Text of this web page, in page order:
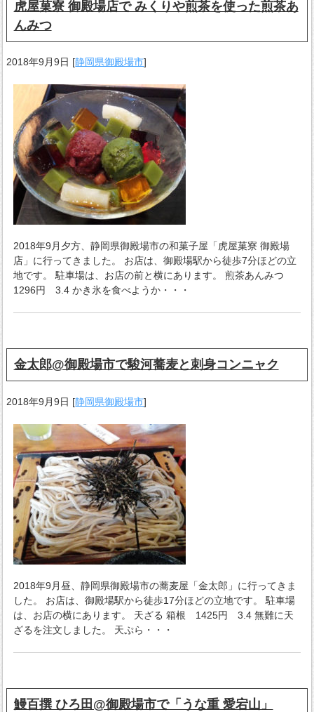
虎屋菓寮 御殿場店で みくりや煎茶を使った煎茶あ
んみつ
2018年9月9日 [静岡県御殿場市]
2018年9月夕方、静岡県御殿場市の和菓子屋「虎屋菓寮 御殿場
店」に行ってきました。 お店は、御殿場駅から徒歩7分ほどの立
地です。 駐車場は、お店の前と横にあります。 煎茶あんみつ
1296円 3.4 かき氷を食べようか・・・
金太郎@御殿場市で駿河蕎麦と刺身コンニャク
2018年9月9日 [静岡県御殿場市]
2018年9月昼、静岡県御殿場市の蕎麦屋「金太郎」に行ってきま
した。 お店は、御殿場駅から徒歩17分ほどの立地です。 駐車場
は、お店の横にあります。 天ざる 箱根 1425円 3.4 無難に天
ざるを注文しました。 天ぷら・・・
鰻百撰 ひろ田@御殿場市で「うな重 愛宕山」